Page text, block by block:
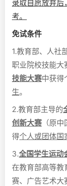
录取自愿放弃
考。
免试条件
1.教育部、人社
职业院校技能大
技能大赛中获得
生。
2.教育部主导的
创新大赛 （原
得个人或团体国
3.全国学生运动
在教育部高等教
赛、广告艺术大